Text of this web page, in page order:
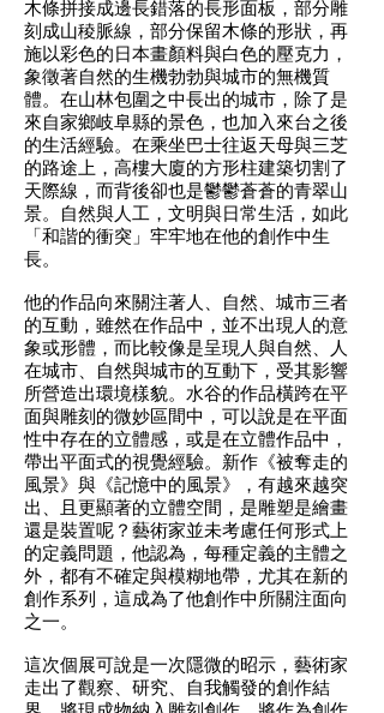
木條拼接成邊長錯落的長形面板，部分雕
刻成山稜脈線，部分保留木條的形狀，再
施以彩色的日本畫顏料與白色的壓克力，
象徵著自然的生機勃勃與城市的無機質
體。在山林包圍之中長出的城市，除了是
來自家鄉岐阜縣的景色，也加入來台之後
的生活經驗。在乘坐巴士往返天母與三芝
的路途上，高樓大廈的方形柱建築切割了
天際線，而背後卻也是鬱鬱蒼蒼的青翠山
景。自然與人工，文明與日常生活，如此
「和諧的衝突」牢牢地在他的創作中生
長。
他的作品向來關注著人、自然、城市三者
的互動，雖然在作品中，並不出現人的意
象或形體，而比較像是呈現人與自然、人
在城市、自然與城市的互動下，受其影響
所營造出環境樣貌。水谷的作品橫跨在平
面與雕刻的微妙區間中，可以說是在平面
性中存在的立體感，或是在立體作品中，
帶出平面式的視覺經驗。新作《被奪走的
風景》與《記憶中的風景》，有越來越突
出、且更顯著的立體空間，是雕塑是繪畫
還是裝置呢？藝術家並未考慮任何形式上
的定義問題，他認為，每種定義的主體之
外，都有不確定與模糊地帶，尤其在新的
創作系列，這成為了他創作中所關注面向
之一。
這次個展可說是一次隱微的昭示，藝術家
走出了觀察、研究、自我觸發的創作結